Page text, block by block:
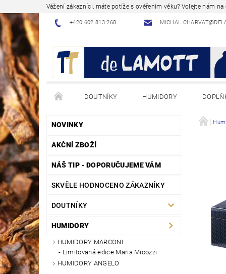
Vážení zákazníci, máte potíže s ověřením věku? Volejte nám
+420 602 813 268
DOUTNÍKY HUMIDORY
NÁVODY - JAK NA TO BLOG - ODBORNÉ
NOVINKY
AKČNÍ ZBOŽÍ
NÁŠ TIP - DOPORUČUJEME VÁM
SKVĚLE HODNOCENO ZÁKAZNÍKY
DOUTNÍKY
HUMIDORY
HUMIDORY MARCONI
Limitovaná edice Maria Micozzi
HUMIDORY ANGELO